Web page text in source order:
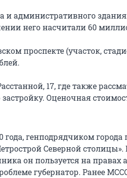
и административного
него насчитали 60
проспекте (участок,
17, где также
Оценочная
года, генподрядчиком города
Северной
он пользуется на правах
губернатор. Ранее